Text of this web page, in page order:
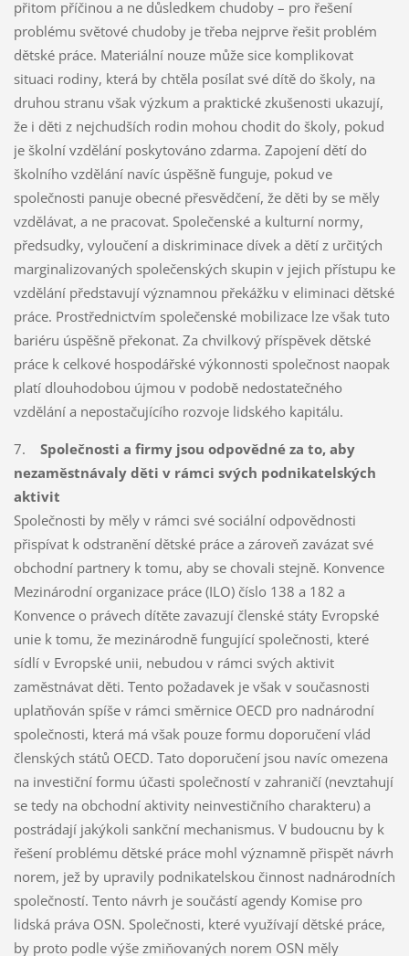
přitom příčinou a ne důsledkem chudoby – pro řešení
problému světové chudoby je třeba nejprve řešit problém
dětské práce. Materiální nouze může sice komplikovat
situaci rodiny, která by chtěla posílat své dítě do školy, na
druhou stranu však výzkum a praktické zkušenosti ukazují,
že i děti z nejchudších rodin mohou chodit do školy, pokud
je školní vzdělání poskytováno zdarma. Zapojení dětí do
školního vzdělání navíc úspěšně funguje, pokud ve
společnosti panuje obecné přesvědčení, že děti by se měly
vzdělávat, a ne pracovat. Společenské a kulturní normy,
předsudky, vyloučení a diskriminace dívek a dětí z určitých
marginalizovaných společenských skupin v jejich přístupu ke
vzdělání představují významnou překážku v eliminaci dětské
práce. Prostřednictvím společenské mobilizace lze však tuto
bariéru úspěšně překonat. Za chvilkový příspěvek dětské
práce k celkové hospodářské výkonnosti společnost naopak
platí dlouhodobou újmou v podobě nedostatečného
vzdělání a nepostačujícího rozvoje lidského kapitálu.
7. Společnosti a firmy jsou odpovědné za to, aby
nezaměstnávaly děti v rámci svých podnikatelských
aktivit
Společnosti by měly v rámci své sociální odpovědnosti
přispívat k odstranění dětské práce a zároveň zavázat své
obchodní partnery k tomu, aby se chovali stejně. Konvence
Mezinárodní organizace práce (ILO) číslo 138 a 182 a
Konvence o právech dítěte zavazují členské státy Evropské
unie k tomu, že mezinárodně fungující společnosti, které
sídlí v Evropské unii, nebudou v rámci svých aktivit
zaměstnávat děti. Tento požadavek je však v současnosti
uplatňován spíše v rámci směrnice OECD pro nadnárodní
společnosti, která má však pouze formu doporučení vlád
členských států OECD. Tato doporučení jsou navíc omezena
na investiční formu účasti společností v zahraničí (nevztahují
se tedy na obchodní aktivity neinvestičního charakteru) a
postrádají jakýkoli sankční mechanismus. V budoucnu by k
řešení problému dětské práce mohl významně přispět návrh
norem, jež by upravily podnikatelskou činnost nadnárodních
společností. Tento návrh je součástí agendy Komise pro
lidská práva OSN. Společnosti, které využívají dětské práce,
by proto podle výše zmiňovaných norem OSN měly